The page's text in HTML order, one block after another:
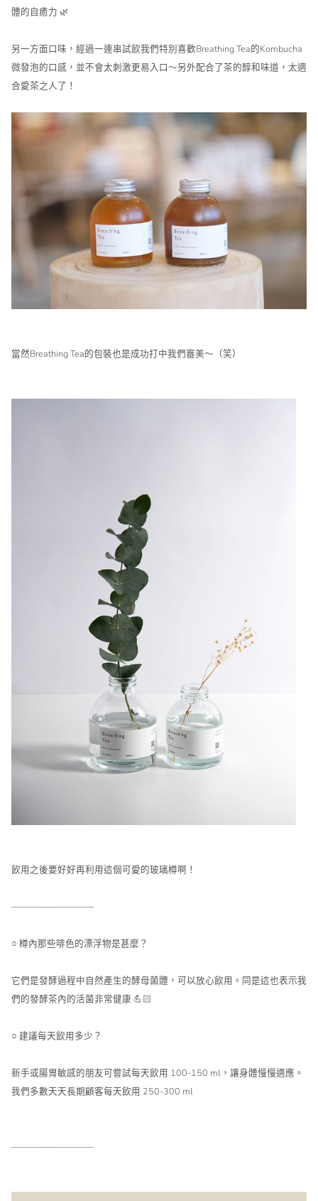
體的自癒力 🌿
另一方面口味，經過一連串試飲我們特別喜歡Breathing Tea的Kombucha
微發泡的口感，並不會太刺激更易入口～另外配合了茶的醇和味道，太適
合愛茶之人了！
當然Breathing Tea的包裝也是成功打中我們審美～（笑）
飲用之後要好好再利用這個可愛的玻璃樽啊！
—————————
○ 樽內那些啡色的漂浮物是甚麼？
它們是發酵過程中自然產生的酵母菌體，可以放心飲用。同是這也表示我
們的發酵茶內的活菌非常健康 💪🏻
○ 建議每天飲用多少？
新手或腸胃敏感的朋友可嘗試每天飲用 100-150 ml，讓身體慢慢適應。
我們多數天天長期顧客每天飲用 250-300 ml
—————————